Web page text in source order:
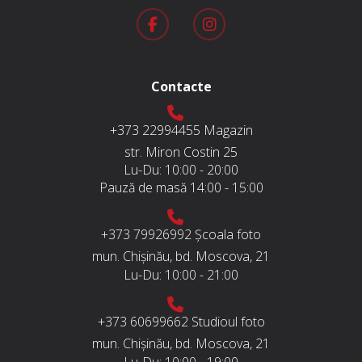
Contacte
+373 22994455 Magazin
str. Miron Costin 25
Lu-Du: 10:00 - 20:00
Pauză de masă 14:00 - 15:00
+373 79926992 Școala foto
mun. Chișinău, bd. Moscova, 21
Lu-Du: 10:00 - 21:00
+373 60699662 Studioul foto
mun. Chișinău, bd. Moscova, 21